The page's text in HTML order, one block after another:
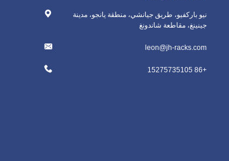
نيو باركفيو، طريق جيانشي، منطقة يانجو، مدينة
جينينغ، مقاطعة شاندونغ
leon@jh-racks.com
+86 15275735105